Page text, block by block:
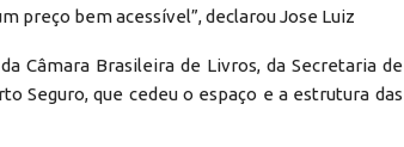
preço bem acessível”, declarou Jose Luiz
Câmara Brasileira de Livros, da Secretaria de
Seguro, que cedeu o espaço e a estrutura das